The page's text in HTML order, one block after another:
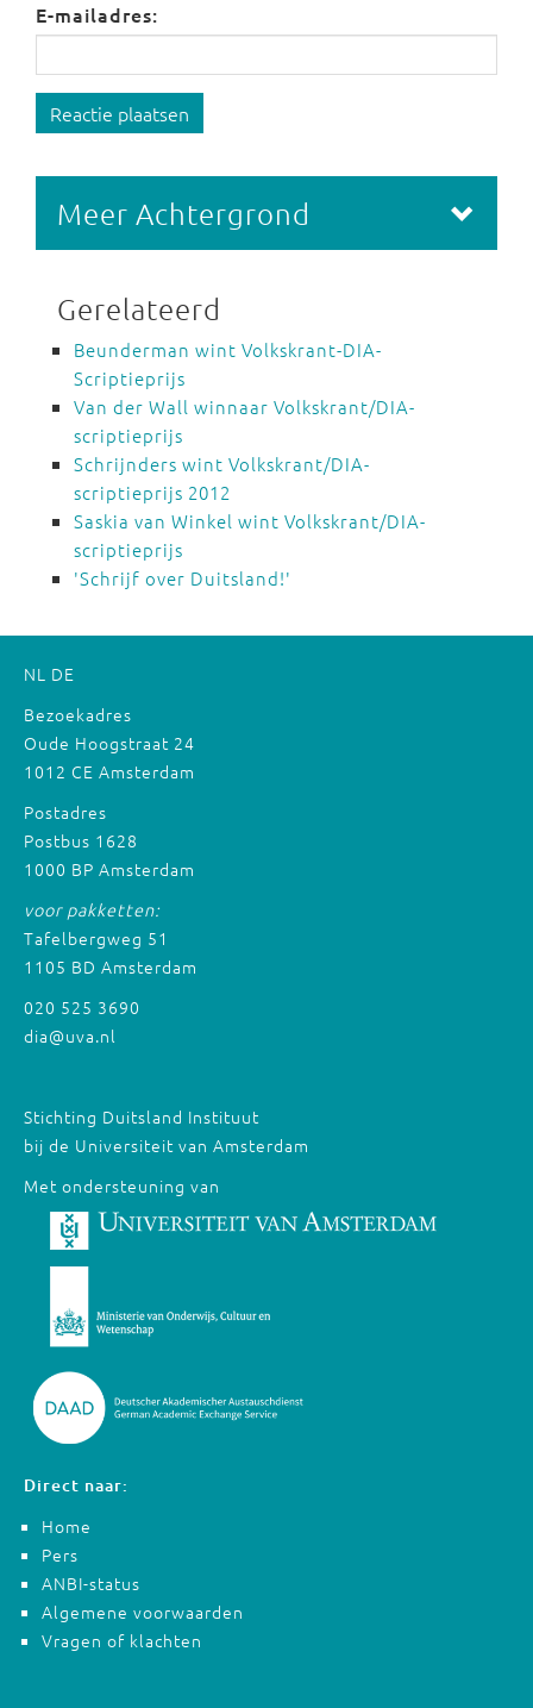
E-mailadres:
Reactie plaatsen
Meer Achtergrond
Gerelateerd
Beunderman wint Volkskrant-DIA-
Scriptieprijs
Van der Wall winnaar Volkskrant/DIA-
scriptieprijs
Schrijnders wint Volkskrant/DIA-
scriptieprijs 2012
Saskia van Winkel wint Volkskrant/DIA-
scriptieprijs
'Schrijf over Duitsland!'
NL DE
Bezoekadres
Oude Hoogstraat 24
1012 CE Amsterdam
Postadres
Postbus 1628
1000 BP Amsterdam
voor pakketten:
Tafelbergweg 51
1105 BD Amsterdam
020 525 3690
dia@uva.nl
Stichting Duitsland Instituut
bij de Universiteit van Amsterdam
Met ondersteuning van
Direct naar:
Home
Pers
ANBI-status
Algemene voorwaarden
Vragen of klachten